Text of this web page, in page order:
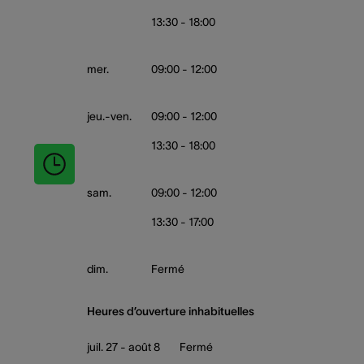
13:30 - 18:00
mer. 09:00 - 12:00
jeu.-ven. 09:00 - 12:00
13:30 - 18:00
sam. 09:00 - 12:00
13:30 - 17:00
dim. Fermé
Heures d’ouverture inhabituelles
juil. 27 - août 8 Fermé